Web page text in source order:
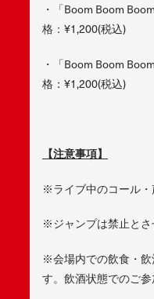
・「Boom Boom
格：¥1,200(税込)
・「Boom Boom
格：¥1,200(税込)
【注意事項】
※ライブ中のコール・
※ジャンプは禁止とさ
※会場内での飲食・飲
す。飲酒状態でのご